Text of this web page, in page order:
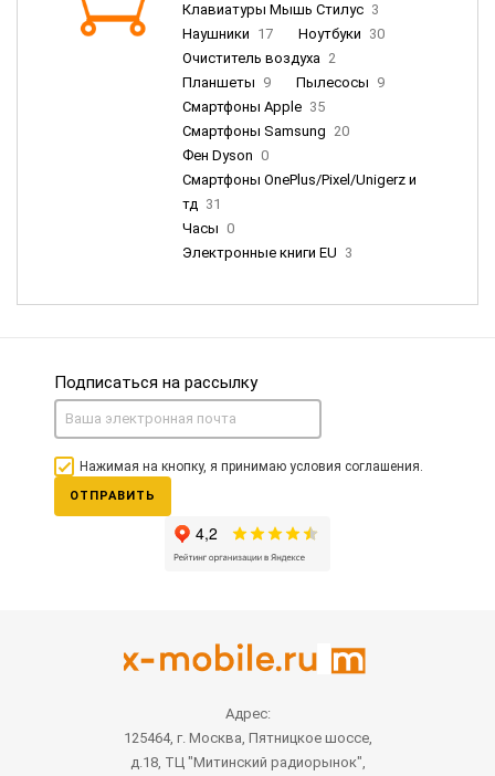
Клавиатуры Мышь Стилус 3
Наушники 17 Ноутбуки 30
Очиститель воздуха 2
Планшеты 9 Пылесосы 9
Смартфоны Apple 35
Смартфоны Samsung 20
Фен Dyson 0
Смартфоны OnePlus/Pixel/Unigerz и
тд 31
Часы 0
Электронные книги EU 3
Подписаться на рассылку
Нажимая на кнопку, я принимаю условия соглашения.
ОТПРАВИТЬ
Адрес:
125464, г. Москва, Пятницкое шоссе,
д.18, ТЦ "Митинский радиорынок",